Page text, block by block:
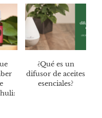
¿Qué es un
difusor de aceites
esenciales?